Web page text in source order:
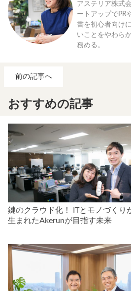
アステリア株式
ートアップでPR
書を初心者向け
いことをやわら
務める。
前の記事へ
おすすめの記事
鍵のクラウド化！ ITとモノづくり
生まれたAkerunが目指す未来